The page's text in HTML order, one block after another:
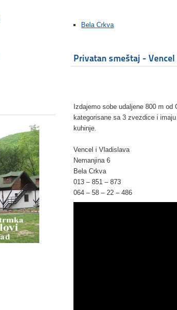
Bela Crkva
Privatan smeštaj - Vencel
Izdajemo sobe udaljene 800 m
kategorisane sa 3 zvezdice i
kuhinje.
Vencel i Vladislava
Nemanjina 6
Bela Crkva
013 – 851 – 873
064 – 58